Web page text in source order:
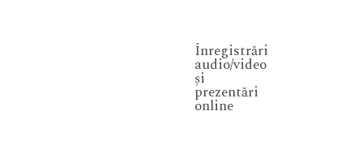
Înregistrări
audio/video
și
prezentări
online